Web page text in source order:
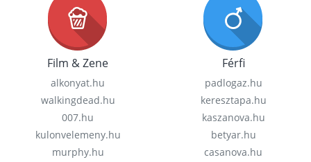
Film & Zene
alkonyat.hu
walkingdead.hu
007.hu
kulonvelemeny.hu
murphy.hu
Férfi
padlogaz.hu
keresztapa.hu
kaszanova.hu
betyar.hu
casanova.hu